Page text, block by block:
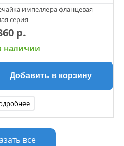
импеллера фланцевая
серия
р.
наличии
Добавить в корзину
все